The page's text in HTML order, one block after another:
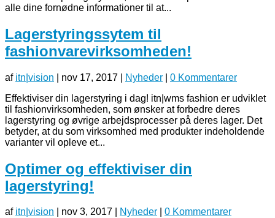
alle dine fornødne informationer til at...
Lagerstyringssytem til
fashionvarevirksomheden!
af itn|vision nov 17, 2017 Nyheder
0 Kommentarer
Effektiviser din lagerstyring i dag! itn|wms fashion er udviklet
til fashionvirksomheden, som ønsker at forbedre deres
lagerstyring og øvrige arbejdsprocesser på deres lager. Det
betyder, at du som virksomhed med produkter indeholdende
varianter vil opleve et...
Optimer og effektiviser din
lagerstyring!
af itn|vision nov 3, 2017 Nyheder
0 Kommentarer